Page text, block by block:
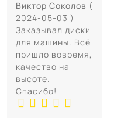
Виктор Соколов (
2024-05-03 )
Заказывал диски
для машины. Всё
пришло вовремя,
качество на
высоте.
Спасибо!